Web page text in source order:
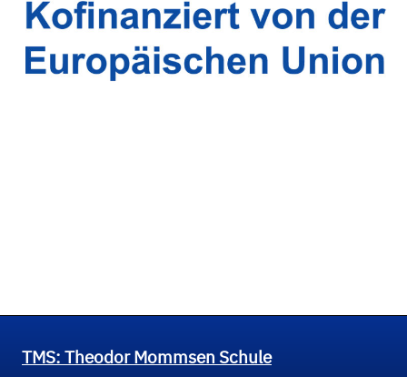
TMS: Theodor Mommsen Schule